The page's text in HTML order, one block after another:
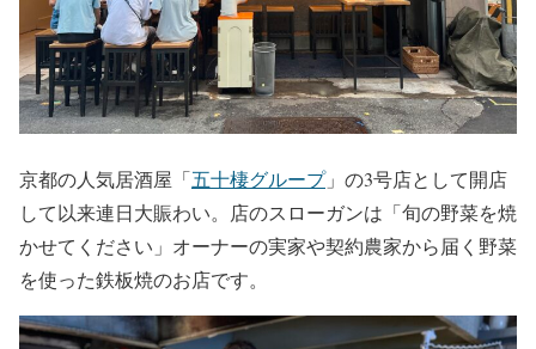
京都の人気居酒屋「五十棲グループ」の3号店として開店
して以来連日大賑わい。店のスローガンは「旬の野菜を焼
かせてください」オーナーの実家や契約農家から届く野菜
を使った鉄板焼のお店です。